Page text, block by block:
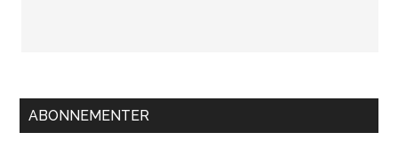
Primær
ABONNEMENTER